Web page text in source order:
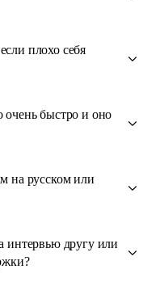
плохо себя
быстро и оно
на русском или
интервью другу или